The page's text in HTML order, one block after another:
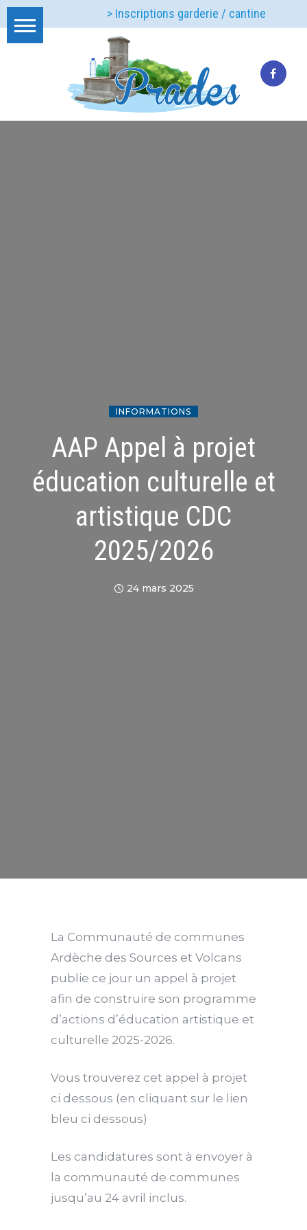
> Inscriptions garderie / cantine
INFORMATIONS
AAP Appel à projet
éducation culturelle et
artistique CDC
2025/2026
24 mars 2025
La Communauté de communes
Ardèche des Sources et Volcans
publie ce jour un appel à projet
afin de construire son programme
d’actions d’éducation artistique et
culturelle 2025-2026.
Vous trouverez cet appel à projet
ci dessous (en cliquant sur le lien
bleu ci dessous)
Les candidatures sont à envoyer à
la communauté de communes
jusqu’au 24 avril inclus.